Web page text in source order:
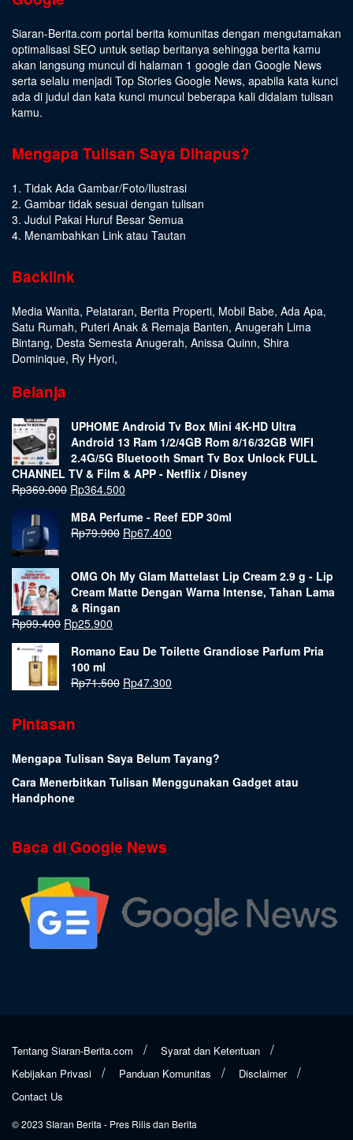
Siaran-Berita.com portal berita komunitas dengan mengutamakan
optimalisasi SEO untuk setiap beritanya sehingga berita kamu
akan langsung muncul di halaman 1 google dan Google News
serta selalu menjadi Top Stories Google News, apabila kata kunci
ada di judul dan kata kunci muncul beberapa kali didalam tulisan
kamu.
Mengapa Tulisan Saya Dihapus?
1. Tidak Ada Gambar/Foto/Ilustrasi
2. Gambar tidak sesuai dengan tulisan
3. Judul Pakai Huruf Besar Semua
4. Menambahkan Link atau Tautan
Backlink
Media Wanita, Pelataran, Berita Properti, Mobil Babe, Ada Apa,
Satu Rumah, Puteri Anak & Remaja Banten, Anugerah Lima
Bintang, Desta Semesta Anugerah, Anissa Quinn, Shira
Dominique, Ry Hyori,
Belanja
UPHOME Android Tv Box Mini 4K-HD Ultra
Android 13 Ram 1/2/4GB Rom 8/16/32GB WIFI
2.4G/5G Bluetooth Smart Tv Box Unlock FULL
CHANNEL TV & Film & APP - Netflix / Disney
Rp369.000 Rp364.500
MBA Perfume - Reef EDP 30ml
Rp79.900 Rp67.400
OMG Oh My Glam Mattelast Lip Cream 2.9 g - Lip
Cream Matte Dengan Warna Intense, Tahan Lama
& Ringan
Rp99.400 Rp25.900
Romano Eau De Toilette Grandiose Parfum Pria
100 ml
Rp71.500 Rp47.300
Pintasan
Mengapa Tulisan Saya Belum Tayang?
Cara Menerbitkan Tulisan Menggunakan Gadget atau
Handphone
Baca di Google News
Tentang Siaran-Berita.com
Syarat dan Ketentuan
Kebijakan Privasi
Panduan Komunitas
Disclaimer
Contact Us
© 2023 SIaran Berita- Pres Rilis dan Berita